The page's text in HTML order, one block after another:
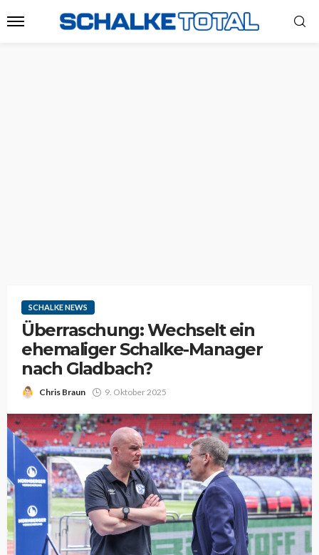
SCHALKE NEWS
Überraschung: Wechselt ein
ehemaliger Schalke-Manager
nach Gladbach?
Chris Braun 9. Oktober 2025